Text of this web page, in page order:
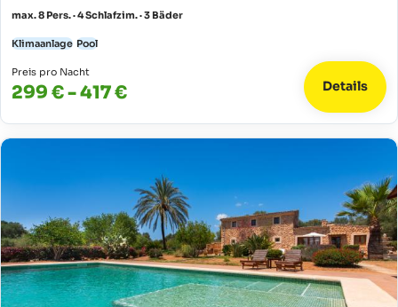
max. 8 Pers. · 4 Schlafzim. · 3 Bäder
Klimaanlage Pool
Preis pro Nacht
299 € - 417 € Details